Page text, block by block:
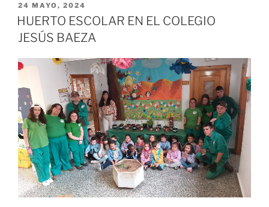
PUBLICADO
EL
24 MAYO, 2024
HUERTO ESCOLAR EN EL COLEGIO
JESÚS BAEZA